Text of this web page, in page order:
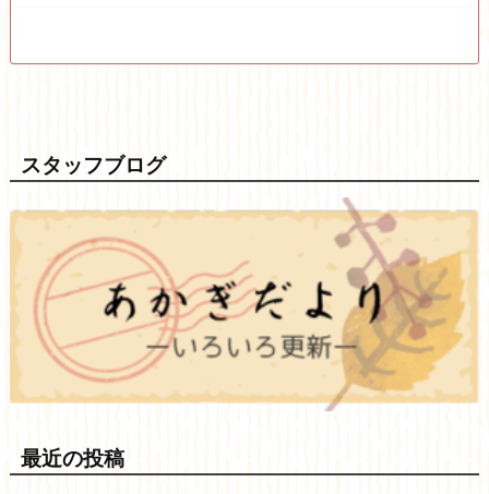
スタッフブログ
最近の投稿